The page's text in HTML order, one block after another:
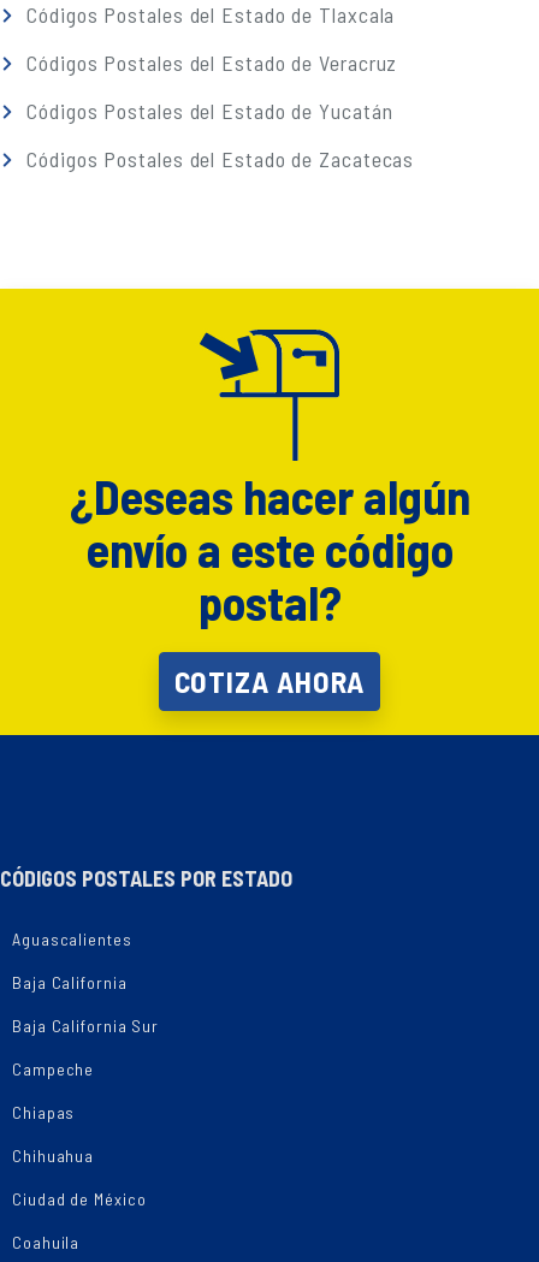
Códigos Postales del Estado de Tlaxcala
Códigos Postales del Estado de Veracruz
Códigos Postales del Estado de Yucatán
Códigos Postales del Estado de Zacatecas
¿Deseas hacer algún
envío a este código
postal?
COTIZA AHORA
CÓDIGOS POSTALES POR ESTADO
Aguascalientes
Baja California
Baja California Sur
Campeche
Chiapas
Chihuahua
Ciudad de México
Coahuila